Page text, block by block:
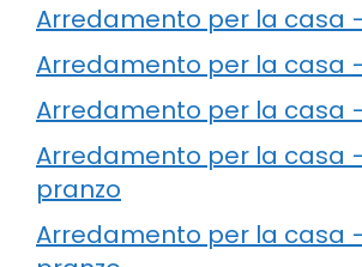
Arredamento per la casa
Arredamento per la casa
Arredamento per la casa
Arredamento per la casa
pranzo
Arredamento per la casa